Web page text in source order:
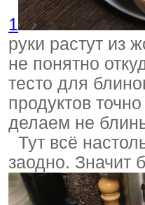
1
руки растут из
не понятно
тесто для
продуктов
делаем не
Тут всё
заодно. Значит